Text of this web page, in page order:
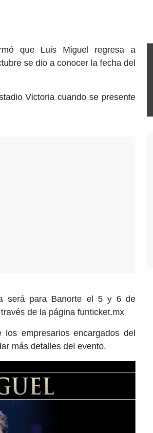
que Luis Miguel regresa a
se dio a conocer la fecha del
Victoria cuando se presente
será para Banorte el 5 y 6 de
de la página funticket.mx
empresarios encargados del
más detalles del evento.